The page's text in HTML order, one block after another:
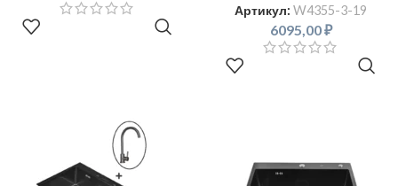
Артикул: W4355-3-19
6095,00₽